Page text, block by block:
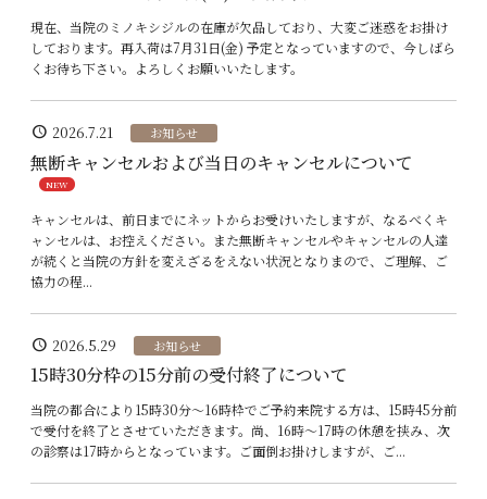
現在、当院のミノキシジルの在庫が欠品しており、大変ご迷惑をお掛け
しております。再入荷は7月31日(金) 予定となっていますので、今しばら
くお待ち下さい。よろしくお願いいたします。
schedule 2026.7.21 お知らせ
無断キャンセルおよび当日のキャンセルについて
NEW
キャンセルは、前日までにネットからお受けいたしますが、なるべくキ
ャンセルは、お控えください。また無断キャンセルやキャンセルの人達
が続くと当院の方針を変えざるをえない状況となりまので、ご理解、ご
協力の程...
schedule 2026.5.29 お知らせ
15時30分枠の15分前の受付終了について
当院の都合により15時30分〜16時枠でご予約来院する方は、15時45分前
で受付を終了とさせていただきます。尚、16時〜17時の休憩を挟み、次
の診察は17時からとなっています。ご面倒お掛けしますが、ご...